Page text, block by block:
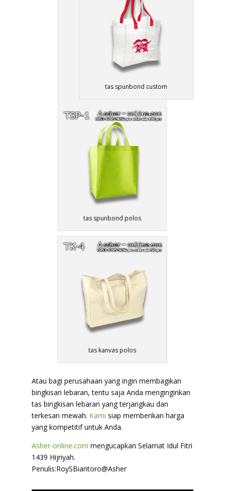
tas spunbond custom
tas spunbond polos
tas kanvas polos
Atau bagi perusahaan yang ingin membagikan
bingkisan lebaran, tentu saja Anda menginginkan
tas bingkisan lebaran yang terjangkau dan
terkesan mewah. Kami siap memberikan harga
yang kompetitif untuk Anda.
Asher-online.com mengucapkan Selamat Idul Fitri
1439 Hijriyah.
Penulis:RoySBiantoro@Asher